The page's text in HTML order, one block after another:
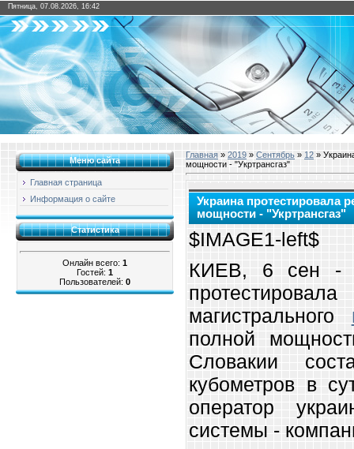
Пятница, 07.08.2026, 16:42
Меню сайта
Главная страница
Информация о сайте
Статистика
Онлайн всего: 1
Гостей: 1
Пользователей: 0
Главная » 2019 » Сентябрь » 12 »
мощности - "Укртрансгаз"
Украина протестировала
мощности - "Укртрансгаз"
$IMAGE1-left$
КИЕВ, 6 сен -
магистрального
полной
Словакии
кубометров в
оператор
системы -